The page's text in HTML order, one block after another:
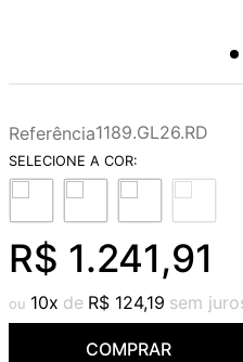
Referência1189.GL26.RD
R$ 1.241,91
10 R$ 124,19
COMPRAR